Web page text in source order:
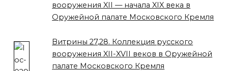
вооружения XII — начала XIX века в
Оружейной палате Московского Кремля
Витрины 27,28. Коллекция русского
вооружения XII-XVII веков в Оружейной
палате Московского Кремля